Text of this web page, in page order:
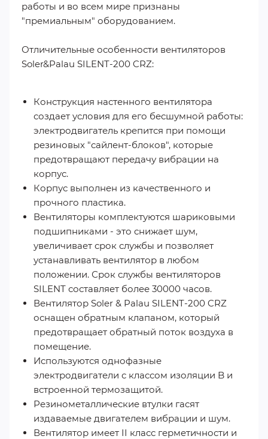
работы и во всем мире признаны
"премиальным" оборудованием.
Отличительные особенности вентиляторов
Soler&Palau SILENT-200 CRZ:
Конструкция настенного вентилятора
создает условия для его бесшумной работы:
электродвигатель крепится при помощи
резиновых "сайлент-блоков", которые
предотвращают передачу вибрации на
корпус.
Корпус выполнен из качественного и
прочного пластика.
Вентиляторы комплектуются шариковыми
подшипниками - это снижает шум,
увеличивает срок службы и позволяет
устанавливать вентилятор в любом
положении. Срок службы вентиляторов
SILENT составляет более 30000 часов.
Вентилятор Soler & Palau SILENT-200 CRZ
оснащен обратным клапаном, который
предотвращает обратный поток воздуха в
помещение.
Используются однофазные
электродвигатели с классом изоляции B и
встроенной термозащитой.
Резинометаллические втулки гасят
издаваемые двигателем вибрации и шум.
Вентилятор имеет II класс герметичности и